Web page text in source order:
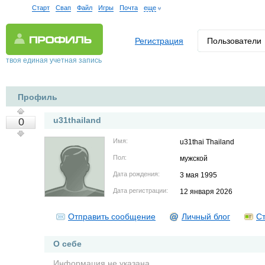
Старт Свап Файл Игры Почта еще
твоя единая учетная запись
Регистрация Пользователи
Профиль
0 u31thailand
Имя: u31thai Thailand
Пол: мужской
Дата рождения: 3 мая 1995
Дата регистрации: 12 января 2026
Отправить сообщение Личный блог
О себе